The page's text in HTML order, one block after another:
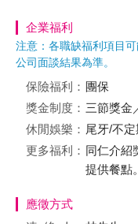
企業福利
注意：各職缺福利項目
公司面談結果為準。
保險福利： 團保
獎金制度： 三節獎金
休閒娛樂： 尾牙/不
更多福利： 同仁介紹
提供餐點。
應徵方式